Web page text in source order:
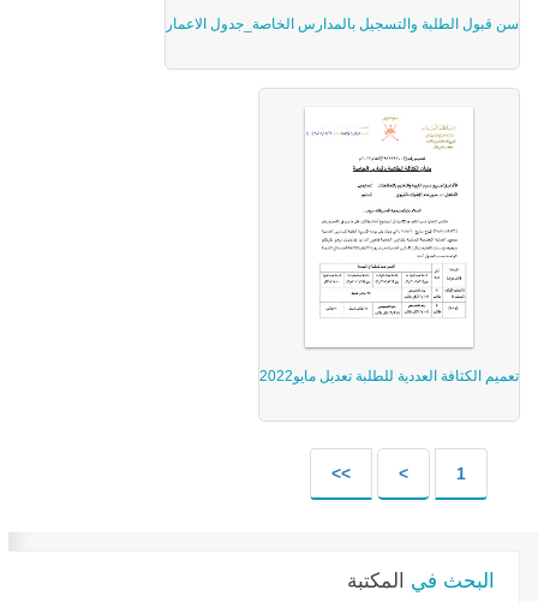
سن قبول الطلبة والتسجيل بالمدارس الخاصة_جدول الاعمار
تعميم الكثافة العددية للطلبة تعديل مايو2022
1
>
>>
البحث في المكتبة